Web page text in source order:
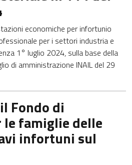
economiche per infortunio
per i settori industria e
1° luglio 2024, sulla base della
di amministrazione INAIL del 29
Fondo di
le famiglie delle
infortuni sul